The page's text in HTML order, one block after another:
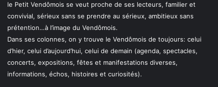
le Petit Vendômois se veut proche de ses lecteurs, familier et
convivial, sérieux sans se prendre au sérieux, ambitieux sans
prétention…à l’image du Vendômois.
Dans ses colonnes, on y trouve le Vendômois de toujours: celui
d’hier, celui d’aujourd’hui, celui de demain (agenda, spectacles,
concerts, expositions, fêtes et manifestations diverses,
informations, échos, histoires et curiosités).